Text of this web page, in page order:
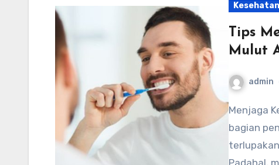
Kesehatan
Tips
Mulut
admin
Menjaga Kesehatan Gigi – Gigi dan mulut adalah
bagian
Padahal,